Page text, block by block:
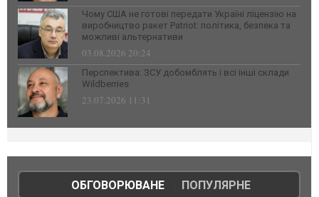
Чому США не готові передати Україні ліцензію на
виробництво ракет Patriot: політика, безпека та
можливі альтернативи
03.08.2026 20:24
Перспектива: ЗСУ добомблять і всі інші склади
Wildberries
23.07.2026 11:31
ОБГОВОРЮВАНЕ| ПОПУЛЯРНЕ